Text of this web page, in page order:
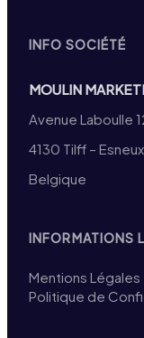
INFO SOCIÉTÉ
MOULIN
Avenue Laboulle
4130 Tilff –
Belgique
INFORMATIONS
Mentions Légales
Politique de